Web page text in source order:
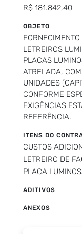
R$ 181.842,40
OBJETO
LETREIROS
PLACAS
ATRELADA,
UNIDADES
CONFORME
EXIGÊNCIAS
REFERÊNCIA.
ITENS DO
CUSTOS
LETREIRO DE
PLACA
ADITIVOS
ANEXOS